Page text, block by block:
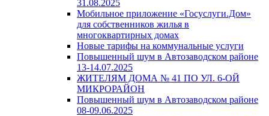
31.08.2025
Мобильное приложение «Госуслуги.Дом»
для собственников жилья в
многоквартирных домах
Новые тарифы на коммунальные услуги
Повышенный шум в Автозаводском районе
13-14.07.2025
ЖИТЕЛЯМ ДОМА № 41 ПО УЛ. 6-ОЙ
МИКРОРАЙОН
Повышенный шум в Автозаводском районе
08-09.06.2025